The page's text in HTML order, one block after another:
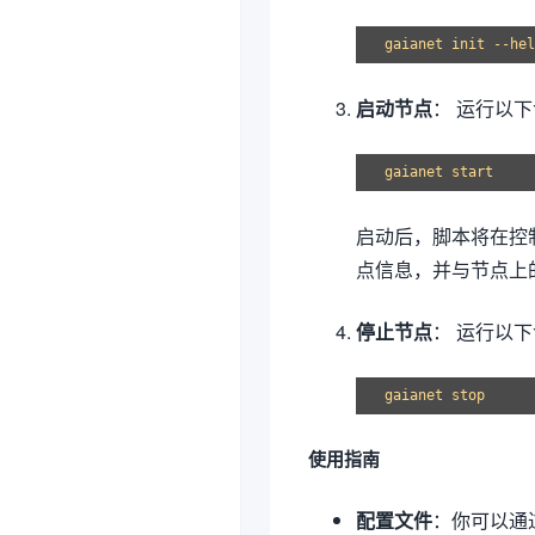
gaianet init --
启动节点： 运行以
启动后，脚本将在
点信息，并与节点
停止节点： 运行以
使用指南
配置文件：你可以通